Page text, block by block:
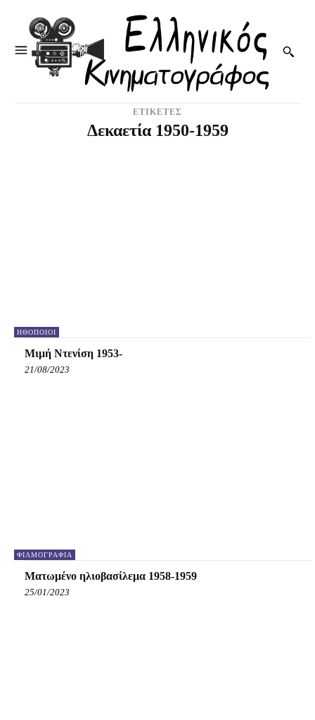
ΕΤΙΚΕΤΕΣ
Δεκαετία 1950-1959
HΘΟΠΟΙΟΊ
Μιμή Ντενίση 1953-
21/08/2023
ΦΙΛΜΟΓΡΑΦΊΑ
Ματωμένο ηλιοβασίλεμα 1958-1959
25/01/2023